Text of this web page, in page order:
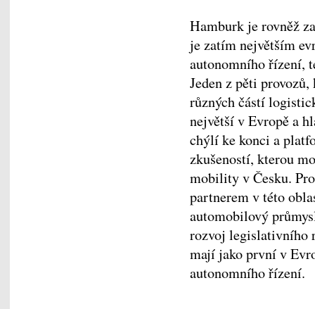
Hamburk je rovněž
je zatím největším
autonomního řízení,
Jeden z pěti
různých částí
největší v Evropě a
chýlí ke konci a
zkušeností, kterou
mobility v Česku.
partnerem v této
automobilový
rozvoj legislativního
mají jako první v
autonomního řízení.